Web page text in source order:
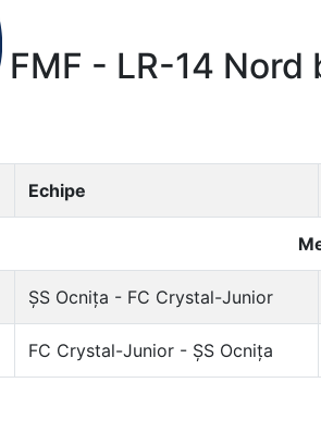
FMF - LR-14
Echipe
ȘS Ocnița - FC Crystal-Junior
FC Crystal-Junior - ȘS Ocnița